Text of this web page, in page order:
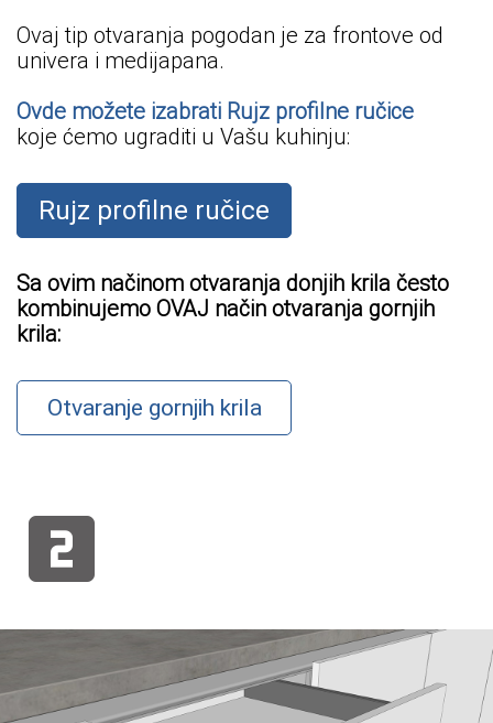
Ovaj tip otvaranja pogodan je za frontove od
univera i medijapana.
Ovde možete izabrati Rujz profilne ručice
koje ćemo ugraditi u Vašu kuhinju:
Rujz profilne ručice
Sa ovim načinom otvaranja donjih krila često
kombinujemo OVAJ način otvaranja gornjih
krila:
Otvaranje gornjih krila